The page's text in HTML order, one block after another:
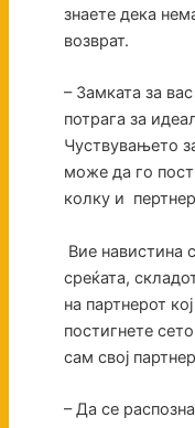
знаете дека
возврат.
– Замката за
потрага за
Чуствувањето
може да го
колку и
Вие навистина
среќата,
на партнерот
постигнете
сам свој
– Да се